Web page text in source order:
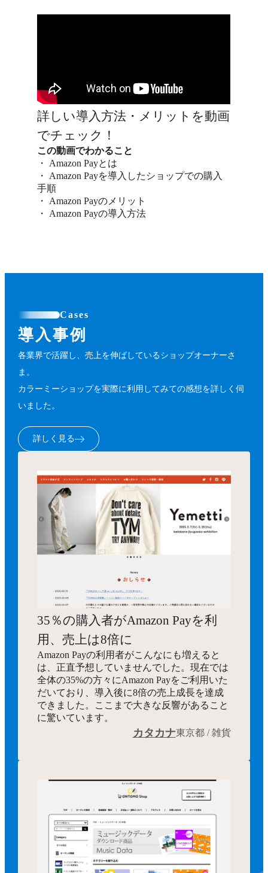
詳しい導入方法・メリットを動画
でチェック！
この動画でわかること
・ Amazon Payとは
・ Amazon Payを導入したショップでの購入
手順
・ Amazon Payのメリット
・ Amazon Payの導入方法
Cases
導入事例
各業界で活躍し、売上を伸ばしているショップオーナーさ
ま。
カラーミーショップを実際に利用してみての感想を詳しく伺
いました。
詳しく見る
35％の購入者がAmazon Payを利
用、売上は8倍に
Amazon Payの利用者がこんなにも増えると
は、正直予想していませんでした。現在では
全体の35%の方々にAmazon Payをご利用いた
だいており、導入後に8倍の売上成長を達成
できました。ここまで大きな反響があること
に驚いています。
カタカナ東京都 / 雑貨